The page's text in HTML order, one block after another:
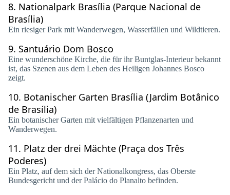
8. Nationalpark Brasília (Parque Nacional de
Brasília)
Ein riesiger Park mit Wanderwegen, Wasserfällen und Wildtieren.
9. Santuário Dom Bosco
Eine wunderschöne Kirche, die für ihr Buntglas-Interieur bekannt
ist, das Szenen aus dem Leben des Heiligen Johannes Bosco
zeigt.
10. Botanischer Garten Brasília (Jardim Botânico
de Brasília)
Ein botanischer Garten mit vielfältigen Pflanzenarten und
Wanderwegen.
11. Platz der drei Mächte (Praça dos Três
Poderes)
Ein Platz, auf dem sich der Nationalkongress, das Oberste
Bundesgericht und der Palácio do Planalto befinden.